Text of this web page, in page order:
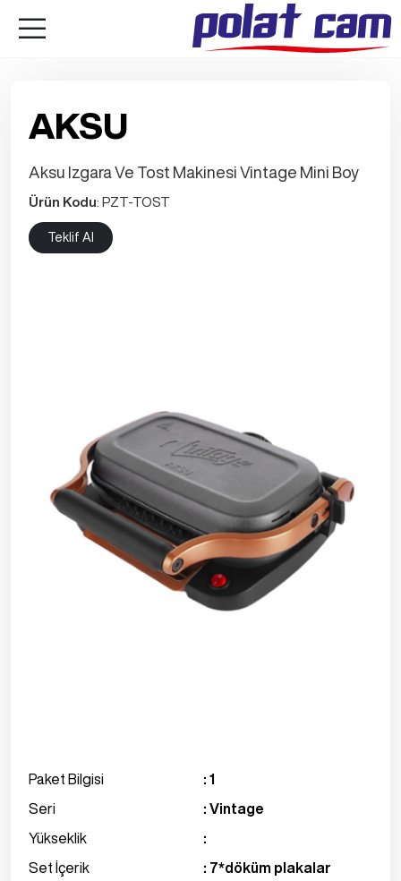
AKSU
Aksu Izgara Ve Tost Makinesi Vintage Mini Boy
Ürün Kodu: PZT-TOST
Teklif Al
Paket Bilgisi : 1
Seri : Vintage
Yükseklik :
Set İçerik
: 7*döküm plakalar